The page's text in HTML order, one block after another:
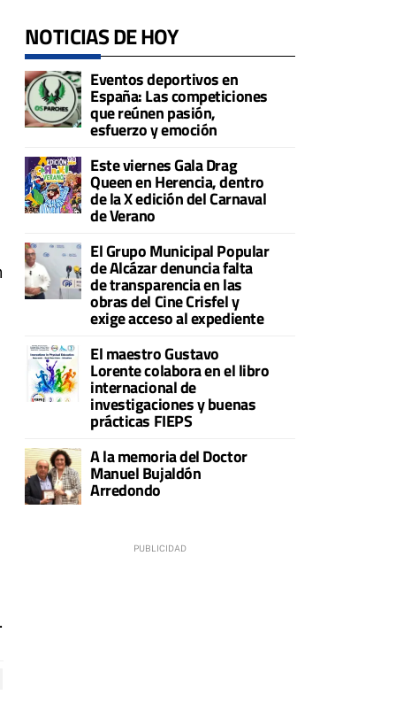
NOTICIAS DE HOY
Eventos deportivos en
España: Las competiciones
que reúnen pasión,
esfuerzo y emoción
Este viernes Gala Drag
Queen en Herencia, dentro
de la X edición del Carnaval
de Verano
El Grupo Municipal Popular
de Alcázar denuncia falta
de transparencia en las
obras del Cine Crisfel y
exige acceso al expediente
El maestro Gustavo
Lorente colabora en el libro
internacional de
investigaciones y buenas
prácticas FIEPS
A la memoria del Doctor
Manuel Bujaldón
Arredondo